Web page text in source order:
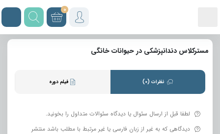
0
مسترکلاس دندانپزشکی در حیوانات خانگی
نظرات (0) فیلم دوره
لطفا قبل از ارسال سئوال یا دیدگاه سئوالات متداول را بخونید.
دیدگاهی که به غیر از زبان فارسی یا غیر مرتبط با مطلب باشد منتشر